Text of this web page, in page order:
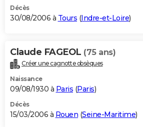
Décès
30/08/2006 à Tours (Indre-et-Loire)
Claude FAGEOL (75 ans)
Créer une cagnotte obsèques
Naissance
09/08/1930 à Paris (Paris)
Décès
15/03/2006 à Rouen (Seine-Maritime)